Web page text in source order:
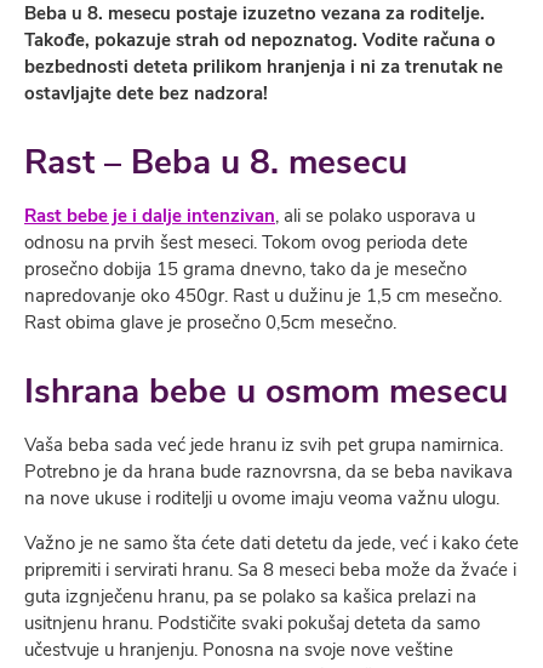
Beba u 8. mesecu postaje izuzetno vezana za roditelje.
Takođe, pokazuje strah od nepoznatog. Vodite računa o
bezbednosti deteta prilikom hranjenja i ni za trenutak ne
ostavljajte dete bez nadzora!
Rast – Beba u 8. mesecu
Rast bebe je i dalje intenzivan, ali se polako usporava u
odnosu na prvih šest meseci. Tokom ovog perioda dete
prosečno dobija 15 grama dnevno, tako da je mesečno
napredovanje oko 450gr. Rast u dužinu je 1,5 cm mesečno.
Rast obima glave je prosečno 0,5cm mesečno.
Ishrana bebe u osmom mesecu
Vaša beba sada već jede hranu iz svih pet grupa namirnica.
Potrebno je da hrana bude raznovrsna, da se beba navikava
na nove ukuse i roditelji u ovome imaju veoma važnu ulogu.
Važno je ne samo šta ćete dati detetu da jede, već i kako ćete
pripremiti i servirati hranu. Sa 8 meseci beba može da žvaće i
guta izgnječenu hranu, pa se polako sa kašica prelazi na
usitnjenu hranu. Podstičite svaki pokušaj deteta da samo
učestvuje u hranjenju. Ponosna na svoje nove veštine